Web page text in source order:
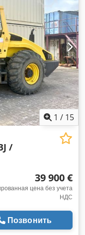
1 / 15
/
39 900 €
цена без учета
НДС
Позвонить